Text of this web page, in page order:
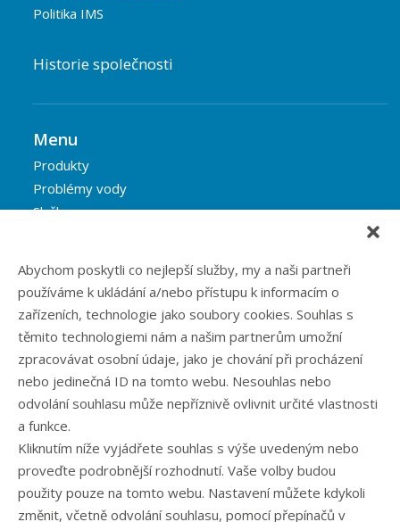
Abychom poskytli co nejlepší služby, my a naši partneři
používáme k ukládání a/nebo přístupu k informacím o
zařízeních, technologie jako soubory cookies. Souhlas s
těmito technologiemi nám a našim partnerům umožní
zpracovávat osobní údaje, jako je chování při procházení
nebo jedinečná ID na tomto webu. Nesouhlas nebo
odvolání souhlasu může nepříznivě ovlivnit určité vlastnosti
a funkce.
Kliknutím níže vyjádřete souhlas s výše uvedeným nebo
proveďte podrobnější rozhodnutí. Vaše volby budou
použity pouze na tomto webu. Nastavení můžete kdykoli
změnit, včetně odvolání souhlasu, pomocí přepínačů v
Politika IMS
Historie společnosti
Menu
Produkty
Problémy vody
Služby
Eshop
Kontakt
Rubriky článků
Články
Podcast
Případové studie
Realizované zakázky
Slovník